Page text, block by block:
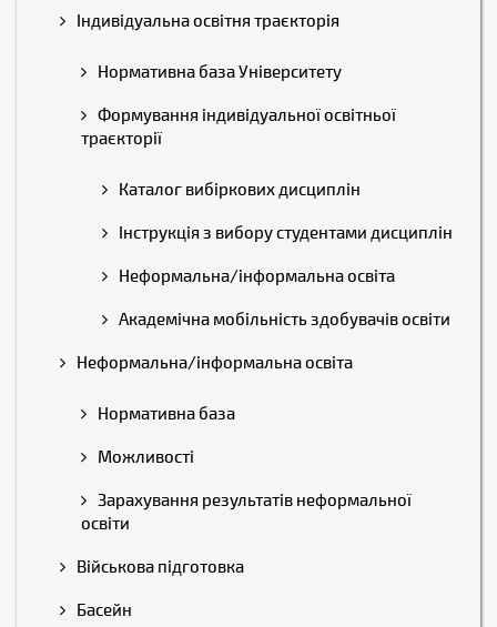
Індивідуальна освітня траєкторія
Нормативна база Університету
Формування індивідуальної освітньої
траєкторії
Каталог вибіркових дисциплін
Інструкція з вибору студентами дисциплін
Неформальна/інформальна освіта
Академічна мобільність здобувачів освіти
Неформальна/інформальна освіта
Нормативна база
Можливості
Зарахування результатів неформальної
освіти
Військова підготовка
Басейн